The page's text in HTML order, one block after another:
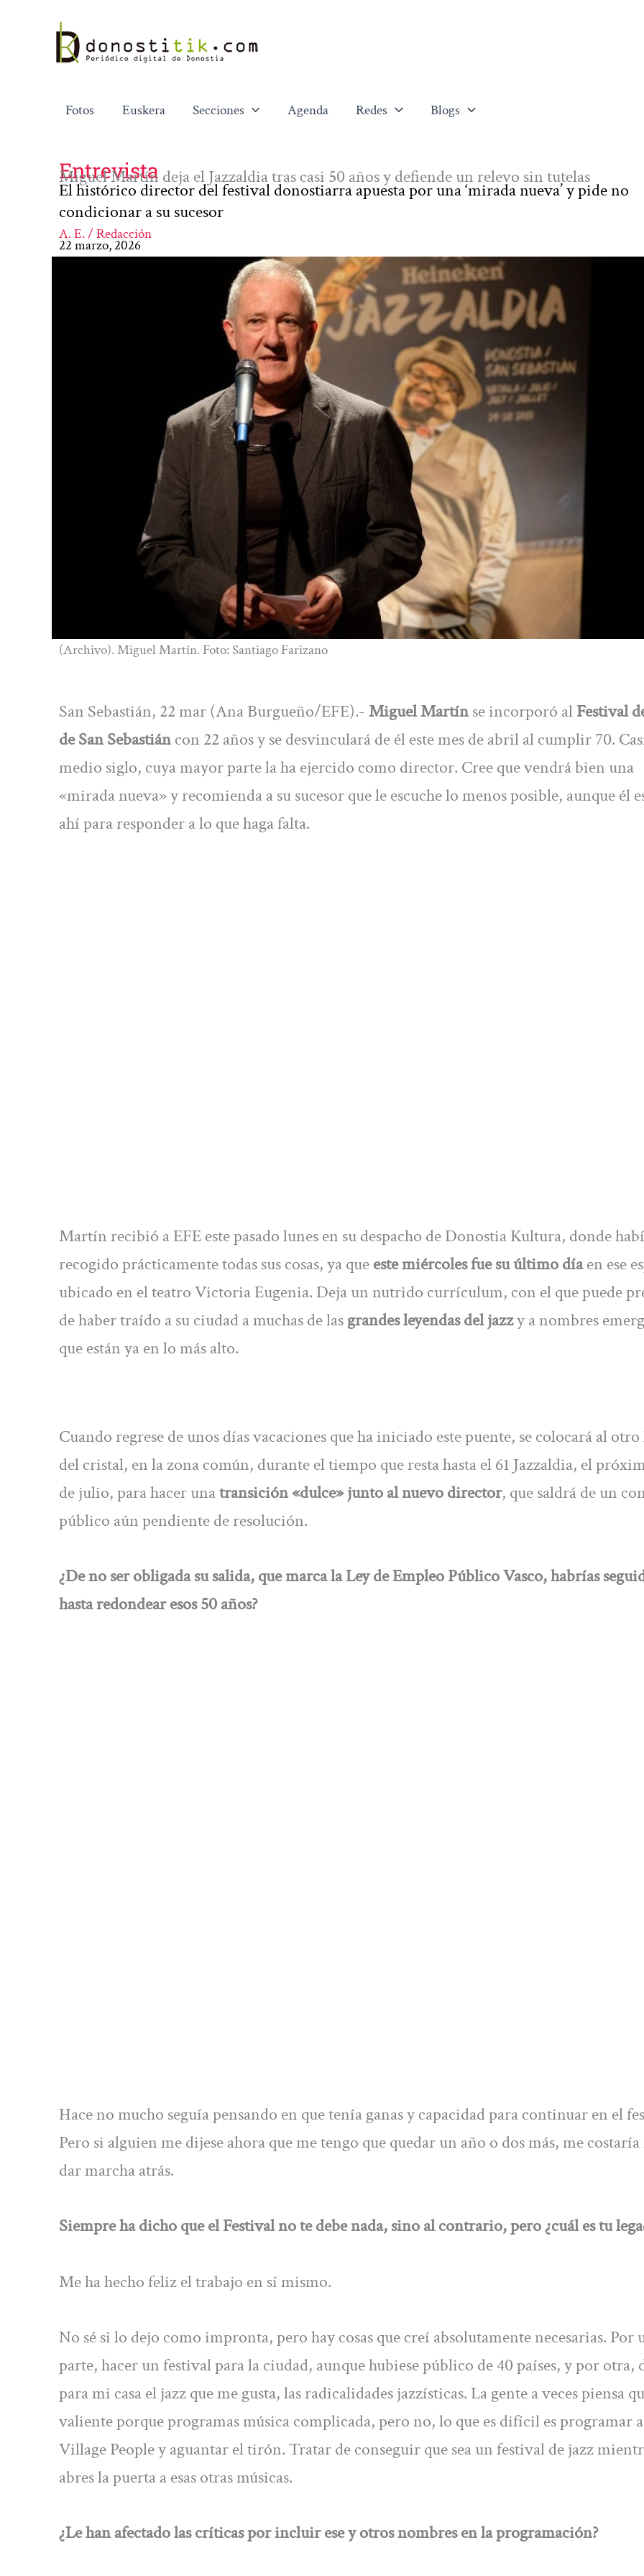
contenido
Fotos Euskera Secciones Agenda Redes Blogs
Entrevista
Miguel Martín deja el Jazzaldia tras casi 50 años y defiende un relevo sin tutelas
El histórico director del festival donostiarra apuesta por una ‘mirada nueva’ y pide no
condicionar a su sucesor
A. E. / Redacción
22 marzo, 2026
(Archivo). Miguel Martín. Foto: Santiago Farizano
San Sebastián, 22 mar (Ana Burgueño/EFE).-Miguel Martínse incorporó alFestival
de San Sebastiáncon 22 años y se desvinculará de él este mes de abril al cumplir 70.
medio siglo, cuya mayor parte la ha ejercido como director. Cree que vendrá bien una
«mirada nueva» y recomienda a su sucesor que le escuche lo menos posible, aunque él
ahí para responder a lo que haga falta.
Martín recibió a EFE este pasado lunes en su despacho de Donostia Kultura, donde
recogido prácticamente todas sus cosas, ya queeste miércoles fue su último díaen ese
ubicado en el teatro Victoria Eugenia. Deja un nutrido currículum, con el que puede
de haber traído a su ciudad a muchas de lasgrandes leyendas del jazzy a nombres
que están ya en lo más alto.
Cuando regrese de unos días vacaciones que ha iniciado este puente, se colocará al
del cristal, en la zona común, durante el tiempo que resta hasta el 61 Jazzaldia, el
de julio, para hacer unatransición «dulce» junto al nuevo director, que saldrá de un
público aún pendiente de resolución.
¿De no ser obligada su salida, que marca la Ley de Empleo Público Vasco, habrías
hasta redondear esos 50 años?
Hace no mucho seguía pensando en que tenía ganas y capacidad para continuar en el
Pero si alguien me dijese ahora que me tengo que quedar un año o dos más, me
dar marcha atrás.
Siempre ha dicho que el Festival no te debe nada, sino al contrario, pero ¿cuál es tu
Me ha hecho feliz el trabajo en sí mismo.
No sé si lo dejo como impronta, pero hay cosas que creí absolutamente necesarias. Por
parte, hacer un festival para la ciudad, aunque hubiese público de 40 países, y por otra,
para mi casa el jazz que me gusta, las radicalidades jazzísticas. La gente a veces piensa
valiente porque programas música complicada, pero no, lo que es difícil es programar a
Village People y aguantar el tirón. Tratar de conseguir que sea un festival de jazz
abres la puerta a esas otras músicas.
¿Le han afectado las críticas por incluir ese y otros nombres en la programación?